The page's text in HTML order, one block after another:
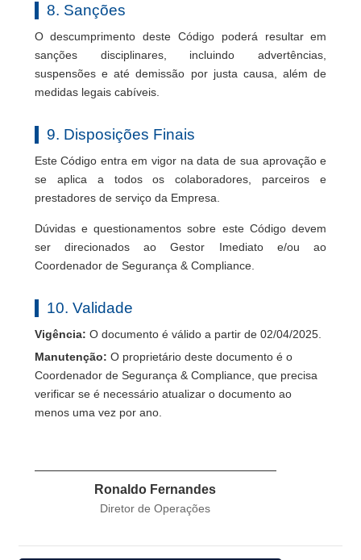
8. Sanções
O descumprimento deste Código poderá resultar em
sanções disciplinares, incluindo advertências,
suspensões e até demissão por justa causa, além de
medidas legais cabíveis.
9. Disposições Finais
Este Código entra em vigor na data de sua aprovação e
se aplica a todos os colaboradores, parceiros e
prestadores de serviço da Empresa.
Dúvidas e questionamentos sobre este Código devem
ser direcionados ao Gestor Imediato e/ou ao
Coordenador de Segurança & Compliance.
10. Validade
Vigência: O documento é válido a partir de 02/04/2025.
Manutenção: O proprietário deste documento é o
Coordenador de Segurança & Compliance, que precisa
verificar se é necessário atualizar o documento ao
menos uma vez por ano.
Ronaldo Fernandes
Diretor de Operações